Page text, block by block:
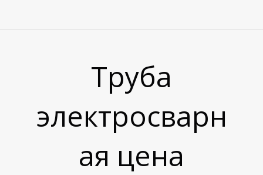
Труба
электросварн
ая цена